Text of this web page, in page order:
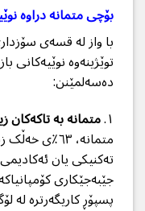
بۆچی متمانە دراوە
با واز لە قسەی
توێژینەوە نوێیەکانی
دەسەلمێنن:
١. متمانە بە تاکەکان
متمانە،
تەکنیکی یان
پسپۆڕ کاریگەرترە لە